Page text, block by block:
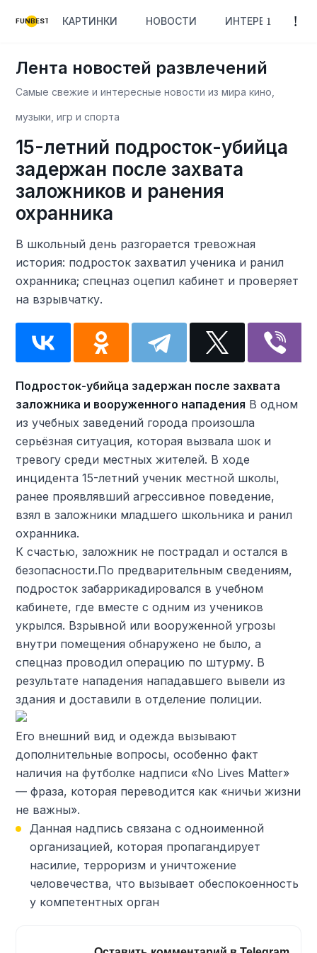
FUNBEST КАРТИНКИ НОВОСТИ ИНТЕРЕСНОЕ
Лента новостей развлечений
Самые свежие и интересные новости из мира кино,
музыки, игр и спорта
15-летний подросток-убийца
задержан после захвата
заложников и ранения
охранника
В школьный день разгорается тревожная
история: подросток захватил ученика и ранил
охранника; спецназ оцепил кабинет и проверяет
на взрывчатку.
Подросток-убийца задержан после захвата
заложника и вооруженного нападения В одном
из учебных заведений города произошла
серьёзная ситуация, которая вызвала шок и
тревогу среди местных жителей. В ходе
инцидента 15-летний ученик местной школы,
ранее проявлявший агрессивное поведение,
взял в заложники младшего школьника и ранил
охранника.
К счастью, заложник не пострадал и остался в
безопасности.По предварительным сведениям,
подросток забаррикадировался в учебном
кабинете, где вместе с одним из учеников
укрылся. Взрывной или вооруженной угрозы
внутри помещения обнаружено не было, а
спецназ проводил операцию по штурму. В
результате нападения нападавшего вывели из
здания и доставили в отделение полиции.
Его внешний вид и одежда вызывают
дополнительные вопросы, особенно факт
наличия на футболке надписи «No Lives Matter»
— фраза, которая переводится как «ничьи жизни
не важны».
Данная надпись связана с одноименной
организацией, которая пропагандирует
насилие, терроризм и уничтожение
человечества, что вызывает обеспокоенность
у компетентных орган